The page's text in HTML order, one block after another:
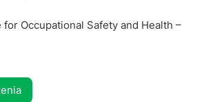
Occupational Safety and Health –